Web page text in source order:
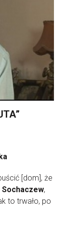
[dom], że
Sochaczew,
to trwało, po